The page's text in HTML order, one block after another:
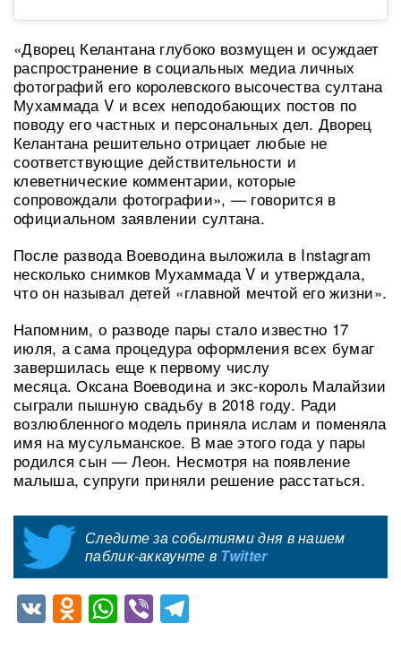
«Дворец Келантана глубоко возмущен и осуждает
распространение в социальных медиа личных
фотографий его королевского высочества султана
Мухаммада V и всех неподобающих постов по
поводу его частных и персональных дел. Дворец
Келантана решительно отрицает любые не
соответствующие действительности и
клеветнические комментарии, которые
сопровождали фотографии», — говорится в
официальном заявлении султана.
После развода Воеводина выложила в Instagram
несколько снимков Мухаммада V и утверждала,
что он называл детей «главной мечтой его жизни».
Напомним, о разводе пары стало известно 17
июля, а сама процедура оформления всех бумаг
завершилась еще к первому числу
месяца. Оксана Воеводина и экс-король Малайзии
сыграли пышную свадьбу в 2018 году. Ради
возлюбленного модель приняла ислам и поменяла
имя на мусульманское. В мае этого года у пары
родился сын — Леон. Несмотря на появление
малыша, супруги приняли решение расстаться.
Следите за событиями дня в нашем
паблик-аккаунте в Twitter
VKOdnoklassniki
WhatsApp
Viber